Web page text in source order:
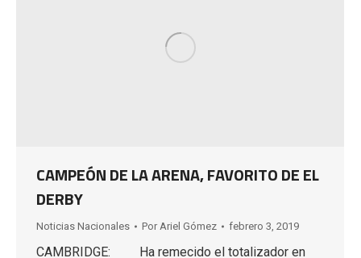
CAMPEÓN DE LA ARENA, FAVORITO DE EL
DERBY
Noticias Nacionales Por Ariel Gómez febrero 3, 2019
CAMBRIDGE: Ha remecido el totalizador en